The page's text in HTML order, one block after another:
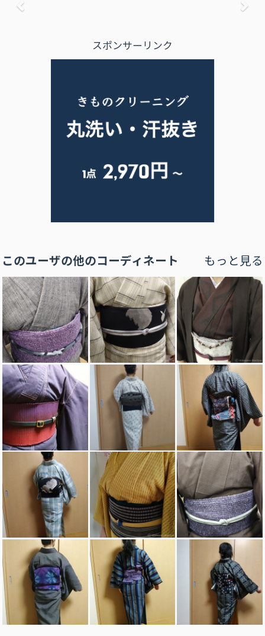
スポンサーリンク
このユーザの他のコーディネート もっと見る